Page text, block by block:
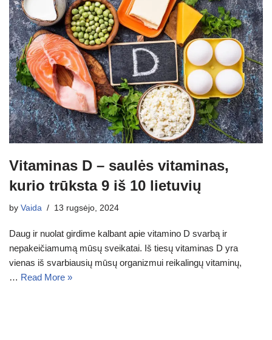
Vitaminas D – saulės vitaminas,
kurio trūksta 9 iš 10 lietuvių
by Vaida 13 rugsėjo, 2024
Daug ir nuolat girdime kalbant apie vitamino D svarbą ir
nepakeičiamumą mūsų sveikatai. Iš tiesų vitaminas D yra
vienas iš svarbiausių mūsų organizmui reikalingų vitaminų,
… Read More »